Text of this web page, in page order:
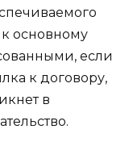
основному
если
к договору,
в